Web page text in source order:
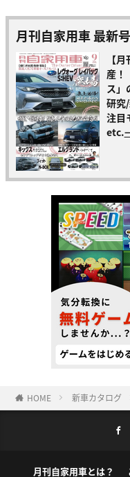
月刊自家用車 最新号
【
産！
ス」
研究
注目
etc.
HOME 新車カタログ
月刊自家用車とは？